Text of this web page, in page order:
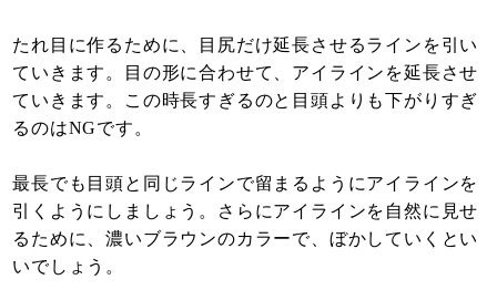
たれ目に作るために、目尻だけ延長させるラインを引い
ていきます。目の形に合わせて、アイラインを延長させ
ていきます。この時長すぎるのと目頭よりも下がりすぎ
るのはNGです。
最長でも目頭と同じラインで留まるようにアイラインを
引くようにしましょう。さらにアイラインを自然に見せ
るために、濃いブラウンのカラーで、ぼかしていくとい
いでしょう。